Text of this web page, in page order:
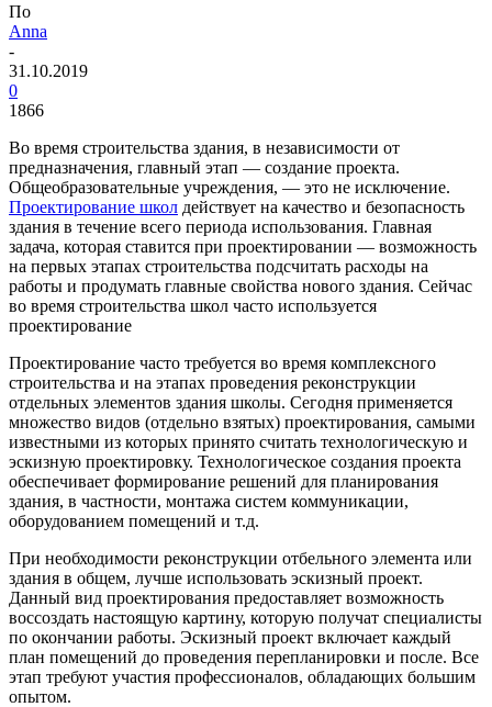
По
Anna
-
31.10.2019
0
1866
Во время строительства здания, в независимости от
предназначения, главный этап — создание проекта.
Общеобразовательные учреждения, — это не исключение.
Проектирование школ действует на качество и безопасность
здания в течение всего периода использования. Главная
задача, которая ставится при проектировании — возможность
на первых этапах строительства подсчитать расходы на
работы и продумать главные свойства нового здания. Сейчас
во время строительства школ часто используется
проектирование
Проектирование часто требуется во время комплексного
строительства и на этапах проведения реконструкции
отдельных элементов здания школы. Сегодня применяется
множество видов (отдельно взятых) проектирования, самыми
известными из которых принято считать технологическую и
эскизную проектировку. Технологическое создания проекта
обеспечивает формирование решений для планирования
здания, в частности, монтажа систем коммуникации,
оборудованием помещений и т.д.
При необходимости реконструкции отбельного элемента или
здания в общем, лучше использовать эскизный проект.
Данный вид проектирования предоставляет возможность
воссоздать настоящую картину, которую получат специалисты
по окончании работы. Эскизный проект включает каждый
план помещений до проведения перепланировки и после. Все
этап требуют участия профессионалов, обладающих большим
опытом.